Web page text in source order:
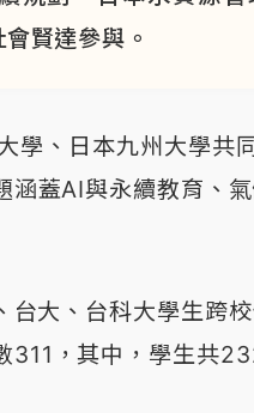
賢達參與。
學、日本九州大學共
蓋AI與永續教育、
台大、台科大學生跨
311，其中，學生共